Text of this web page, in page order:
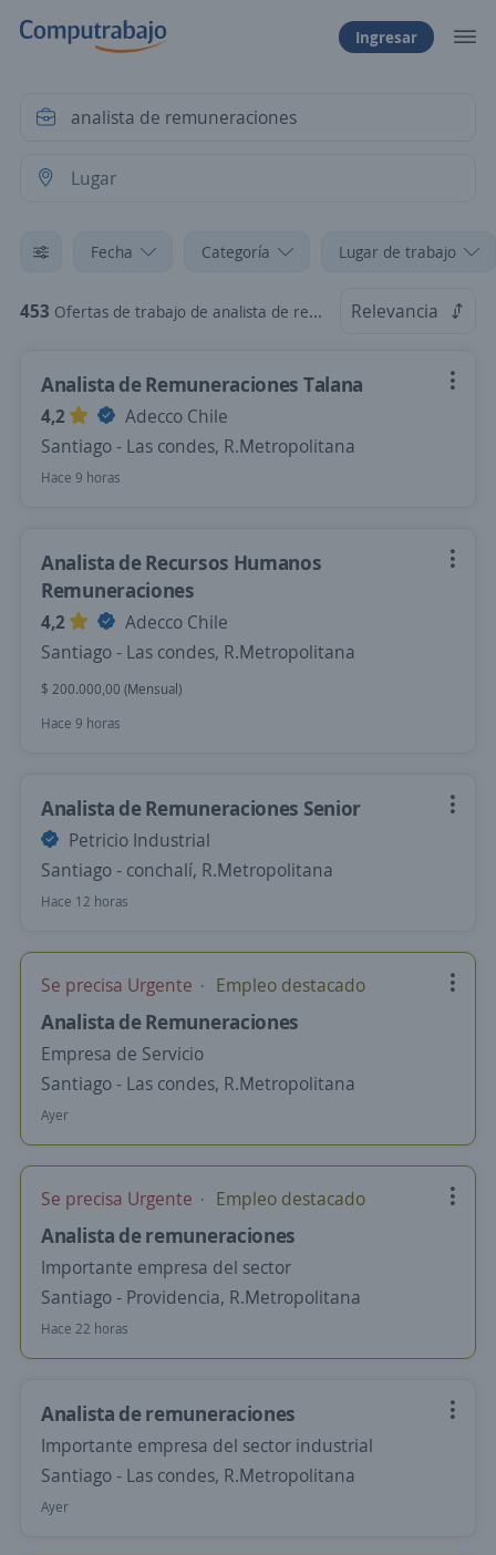
Ingresar
Fecha Categoría Lugar de trabajo
453 Ofertas de trabajo de analista de remuneraciones en Chile Relevancia
Analista de Remuneraciones Talana
4,2
Adecco Chile
Santiago - Las condes, R.Metropolitana
Hace 9 horas
Analista de Recursos Humanos
Remuneraciones
4,2
Adecco Chile
Santiago - Las condes, R.Metropolitana
$ 200.000,00 (Mensual)
Hace 9 horas
Analista de Remuneraciones Senior
Petricio Industrial
Santiago - conchalí, R.Metropolitana
Hace 12 horas
Se precisa Urgente Empleo destacado
Analista de Remuneraciones
Empresa de Servicio
Santiago - Las condes, R.Metropolitana
Ayer
Se precisa Urgente Empleo destacado
Analista de remuneraciones
Importante empresa del sector
Santiago - Providencia, R.Metropolitana
Hace 22 horas
Analista de remuneraciones
Importante empresa del sector industrial
Santiago - Las condes, R.Metropolitana
Ayer